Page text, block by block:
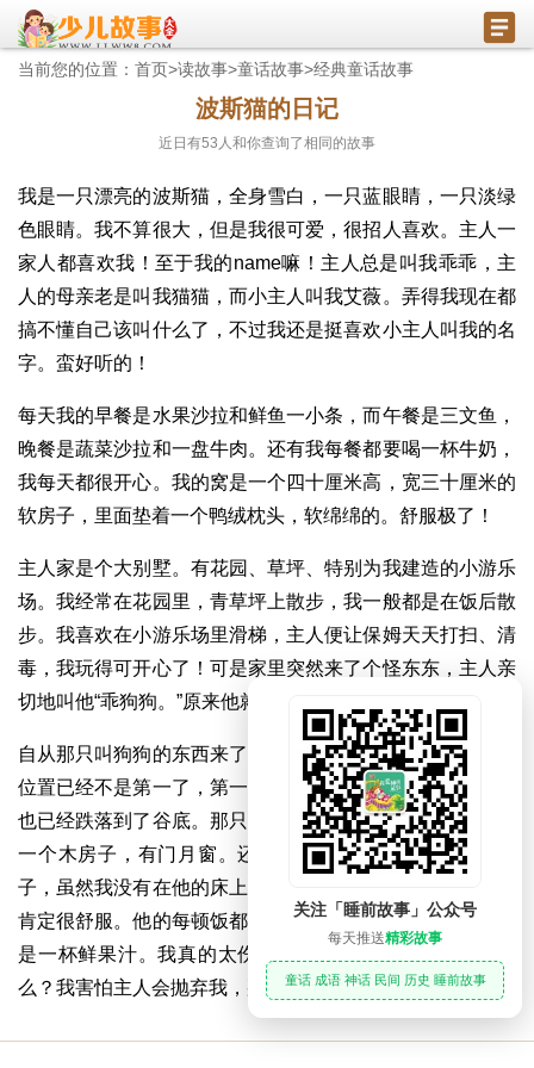
当前您的位置： 首页>读故事>童话故事>经典童话故事
波斯猫的日记
近日有53 人和你查询了相同的故事
我是一只漂亮的波斯猫，全身雪白，一只蓝眼睛，一只淡绿
色眼睛。我不算很大，但是我很可爱，很招人喜欢。主人一
家人都喜欢我！至于我的name嘛！主人总是叫我乖乖，主
人的母亲老是叫我猫猫，而小主人叫我艾薇。弄得我现在都
搞不懂自己该叫什么了，不过我还是挺喜欢小主人叫我的名
字。蛮好听的！
每天我的早餐是水果沙拉和鲜鱼一小条，而午餐是三文鱼，
晚餐是蔬菜沙拉和一盘牛肉。还有我每餐都要喝一杯牛奶，
我每天都很开心。我的窝是一个四十厘米高，宽三十厘米的
软房子，里面垫着一个鸭绒枕头，软绵绵的。舒服极了！
主人家是个大别墅。有花园、草坪、特别为我建造的小游乐
场。我经常在花园里，青草坪上散步，我一般都是在饭后散
步。我喜欢在小游乐场里滑梯，主人便让保姆天天打扫、清
毒，我玩得可开心了！可是家里突然来了个怪东东，主人亲
切地叫他“乖狗狗。”原来他就是狗狗。
自从那只叫狗狗的东西来了以后，我在主人和小主人心里的
位置已经不是第一了，第一是那只狗，我气急了，我的心情
也已经跌落到了谷底。那只狗的待遇比我好多了。他的窝是
一个木房子，有门月窗。还有一张小床，铺着两层鸭绒垫
子，虽然我没有在他的床上躺过，但是我想一定、确定以及
肯定很舒服。他的每顿饭都是一大盘肉，再加上一杯酸奶或
是一杯鲜果汁。我真的太伤心了，为什么会是这样？为什
么？我害怕主人会抛弃我，那我又该怎么办呢！
关注「睡前故事」公众号
每天推送精彩故事
童话 成语 神话 民间 历史 睡前故事